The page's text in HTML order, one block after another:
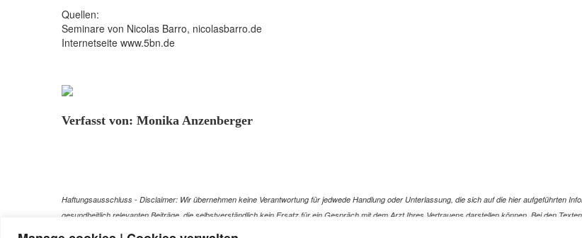
Quellen:
Seminare von Nicolas Barro, nicolasbarro.de
Internetseite www.5bn.de
Verfasst von: Monika Anzenberger
Haftungsausschluss - Disclaimer: Wir übernehmen keine Verantwortung für jedwede Handlung oder Unterlassung, die sich auf die hier aufgeführten
gesundheitlich relevanten Beiträge, die selbstverständlich kein Ersatz für ein Gespräch mit dem Arzt Ihres Vertrauens darstellen können. Bei den